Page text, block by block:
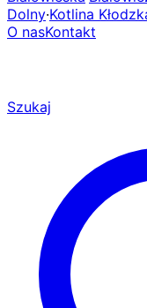
Dolny·Kotlina
O nasKontakt
Szukaj